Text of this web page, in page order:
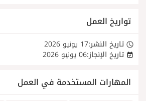
تواريخ العمل
تاريخ النشر:17 يونيو 2026
تاريخ الإنجاز:06 يونيو 2026
المهارات المستخدمة في العمل